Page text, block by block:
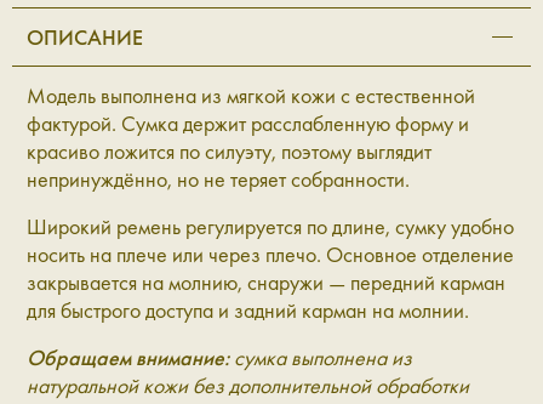
ОПИСАНИЕ
Модель выполнена из мягкой кожи с естественной
фактурой. Сумка держит расслабленную форму и
красиво ложится по силуэту, поэтому выглядит
непринуждённо, но не теряет собранности.
Широкий ремень регулируется по длине, сумку удобно
носить на плече или через плечо. Основное отделение
закрывается на молнию, снаружи — передний карман
для быстрого доступа и задний карман на молнии.
Обращаем внимание:сумка выполнена из
натуральной кожи без дополнительной обработки